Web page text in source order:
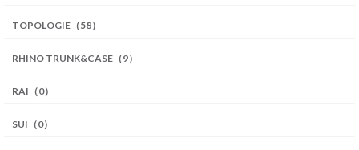
TOPOLOGIE（58）
RHINO TRUNK&CASE（9）
RAI（0）
SUI（0）